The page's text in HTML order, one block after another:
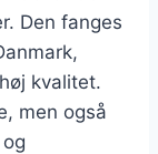
Den fanges
kvalitet.
men også